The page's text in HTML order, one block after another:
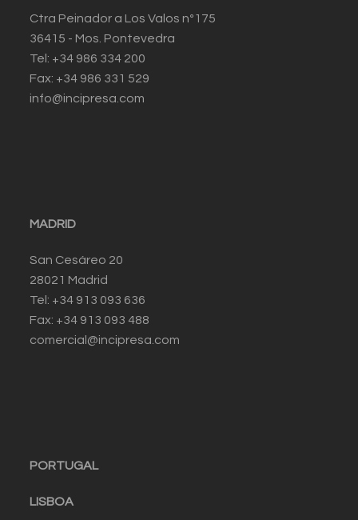
Ctra Peinador a Los Valos nº175
36415 - Mos. Pontevedra
Tel: +34 986 334 200
Fax: +34 986 331 529
info@incipresa.com
MADRID
San Cesáreo 20
28021 Madrid
Tel: +34 913 093 636
Fax: +34 913 093 488
comercial@incipresa.com
PORTUGAL
LISBOA